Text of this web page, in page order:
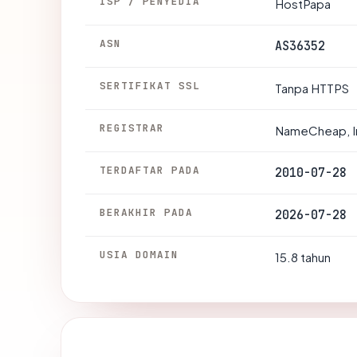
HostPapa
ASN AS36352
SERTIFIKAT SSL Tanpa HTTPS
REGISTRAR NameCheap,
TERDAFTAR PADA 2010-07-28
BERAKHIR PADA 2026-07-28
USIA DOMAIN 15.8 tahun